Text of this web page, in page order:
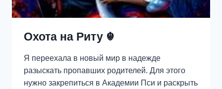
Охота на Риту ☬
Я переехала в новый мир в надежде
разыскать пропавших родителей. Для этого
нужно закрепиться в Академии Пси и раскрыть